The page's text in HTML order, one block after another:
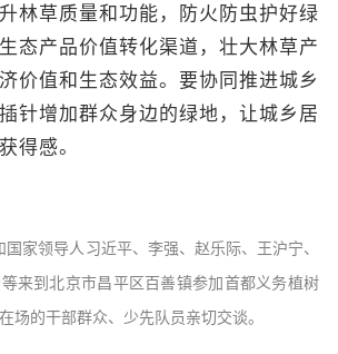
林草质量和功能，防火防虫护好绿
态产品价值转化渠道，壮大林草产
价值和生态效益。要协同推进城乡
针增加群众身边的绿地，让城乡居
得感。
家领导人习近平、李强、赵乐际、王沪宁、
来到北京市昌平区百善镇参加首都义务植树
场的干部群众、少先队员亲切交谈。